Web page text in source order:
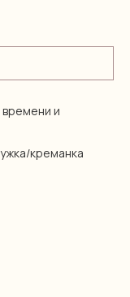
времени и
креманка